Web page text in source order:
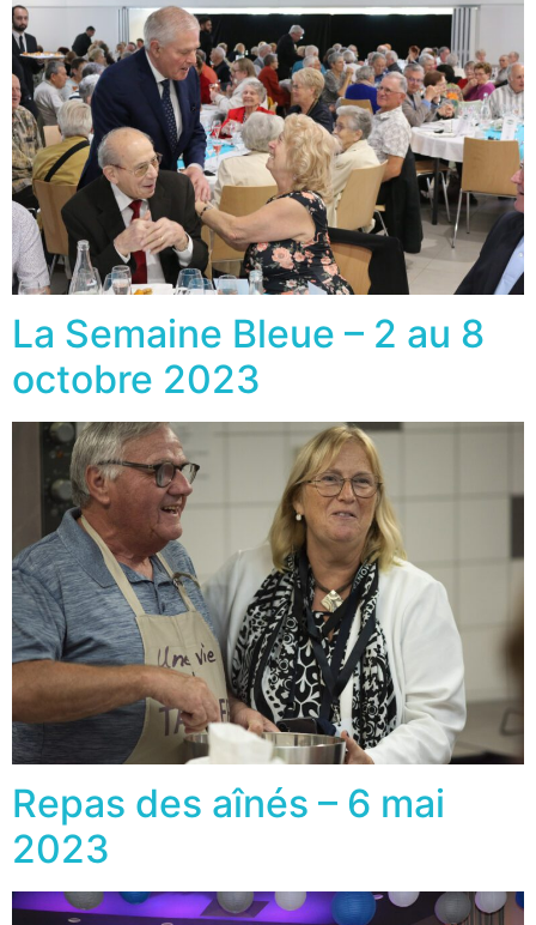
La Semaine Bleue – 2 au 8
octobre 2023
Repas des aînés – 6 mai
2023